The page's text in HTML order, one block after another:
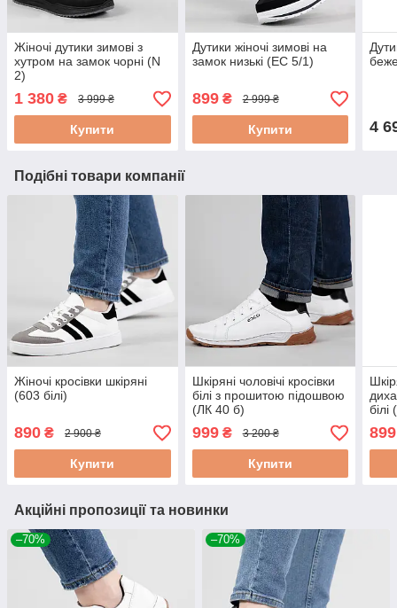
Жіночі дутики зимові з
хутром на замок чорні (N
2)
1 380 ₴ 3 999 ₴
Купити
Дутики жіночі зимові на
замок низькі (ЕС 5/1)
899₴ 2 999 ₴
Купити 4
Подібні товари компанії
Жіночі кросівки шкіряні
(603 білі)
890 ₴ 2 900 ₴
Купити
Шкіряні чоловічі кросівки
білі з прошитою підошвою
(ЛК 40 б)
999₴ 3 200 ₴
Купити
899
Акційні пропозиції та новинки
–70% –70%